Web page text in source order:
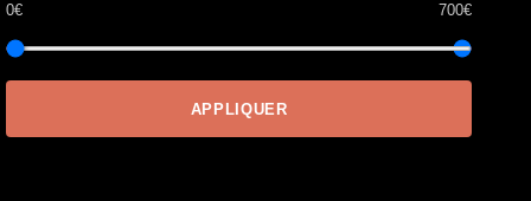
0€ 700€
APPLIQUER